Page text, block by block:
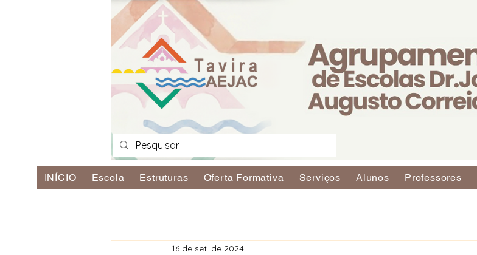
INÍCIO Escola Estruturas Oferta Formativa Serviços Alunos Professores
16 de set. de 2024